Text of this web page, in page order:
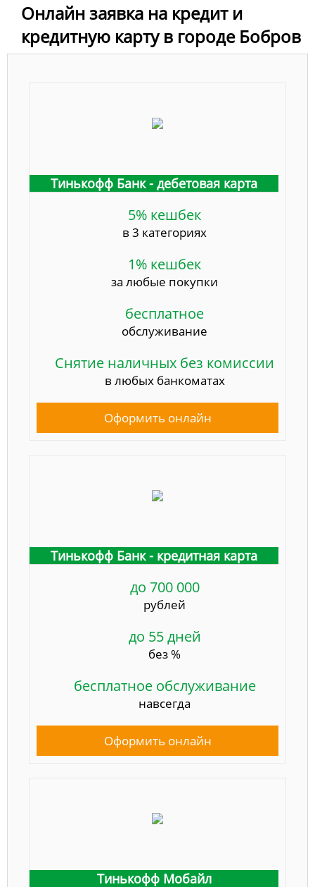
Онлайн заявка на кредит и
кредитную карту в городе Бобров
Тинькофф Банк - дебетовая карта
5% кешбек
в 3 категориях
1% кешбек
за любые покупки
бесплатное
обслуживание
Снятие наличных без комиссии
в любых банкоматах
Оформить онлайн
Тинькофф Банк - кредитная карта
до 700 000
рублей
до 55 дней
без %
бесплатное обслуживание
навсегда
Оформить онлайн
Тинькофф Мобайл